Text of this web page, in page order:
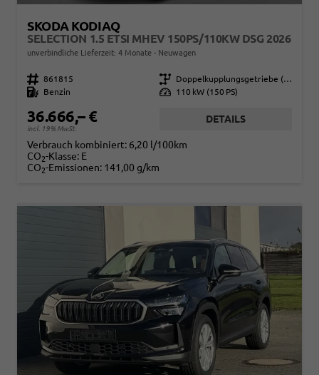
SKODA KODIAQ
SELECTION 1.5 ETSI MHEV 150PS/110KW DSG 2026
unverbindliche Lieferzeit: 4 Monate Neuwagen
Fahrzeugnr. 861815 Getriebe
Doppelkupplungsgetriebe (DSG)
Kraftstoff
Benzin Leistung 110 kW (150 PS)
36.666,– €
incl. 19% MwSt.
DETAILS
Verbrauch kombiniert: 6,20 l/100km
CO2-Klasse: E
CO2-Emissionen: 141,00 g/km